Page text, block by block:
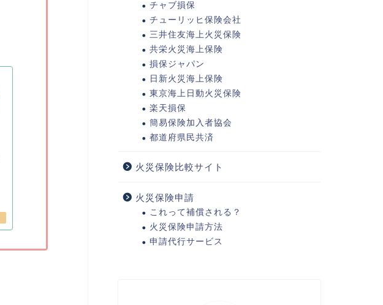
チャブ損保
チューリッヒ保険会社
三井住友海上火災保険
共栄火災海上保険
損保ジャパン
日新火災海上保険
東京海上日動火災保険
楽天損保
簡易保険加入者協会
都道府県民共済
火災保険比較サイト
火災保険申請
これって補償される？
火災保険申請方法
申請代行サービス